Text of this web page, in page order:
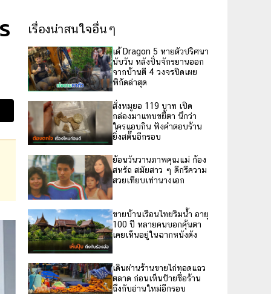
เรื่องน่าสนใจอื่นๆ
เต้ Dragon 5 หายตัวปริศนา
นับวัน หลังปั่นจักรยานออก
จากบ้านตี 4 วงจรปิดเผย
พิกัดล่าสุด
สั่งหมูยอ 119 บาท เปิด
กล่องมาแทบขยี้ตา นึกว่า
ใครแอบกิน ฟังคำตอบร้าน
ยิ่งสตั๊นอีกรอบ
ย้อนวันวานภาพคุณแม่ ก้อง
สหรัถ สมัยสาว ๆ ดีกรีความ
สวยเทียบเท่านางเอก
ขายบ้านเรือนไทยริมน้ำ อายุ
100 ปี หลายคนบอกคุ้นตา
เคยเห็นอยู่ในฉากหนังดัง
เดินผ่านร้านขายไก่ทอดแถว
ตลาด ก่อนเห็นป้ายชื่อร้าน
ถึงกับอ่านใหม่อีกรอบ